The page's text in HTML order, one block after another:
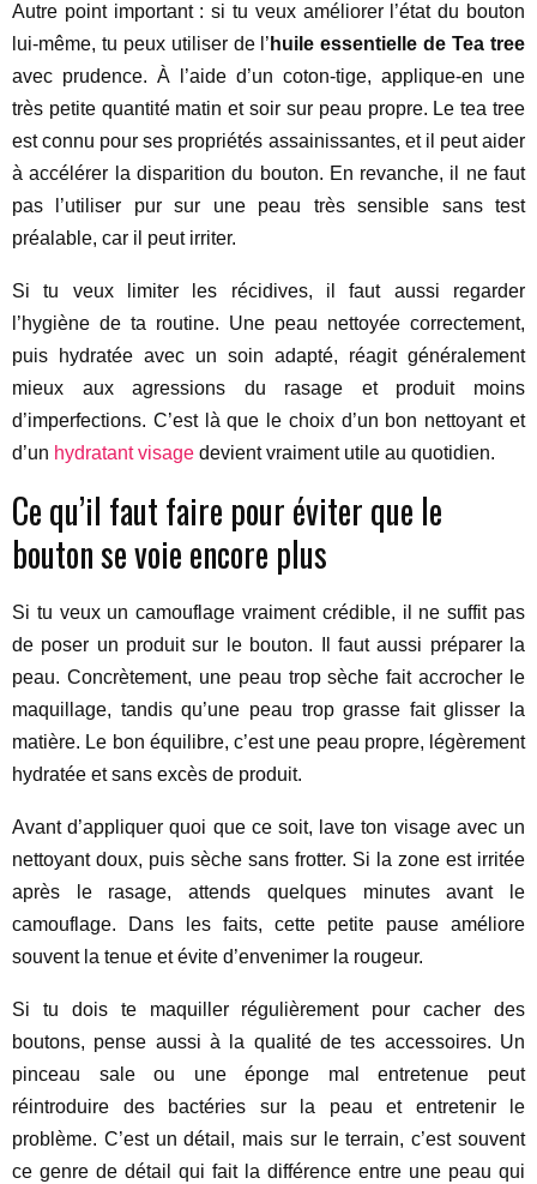
Autre point important : si tu veux améliorer l’état du bouton
lui-même, tu peux utiliser de l’ huile essentielle de Tea tree
avec prudence. À l’aide d’un coton-tige, applique-en une
très petite quantité matin et soir sur peau propre. Le tea tree
est connu pour ses propriétés assainissantes, et il peut aider
à accélérer la disparition du bouton. En revanche, il ne faut
pas l’utiliser pur sur une peau très sensible sans test
préalable, car il peut irriter.
Si tu veux limiter les récidives, il faut aussi regarder
l’hygiène de ta routine. Une peau nettoyée correctement,
puis hydratée avec un soin adapté, réagit généralement
mieux aux agressions du rasage et produit moins
d’imperfections. C’est là que le choix d’un bon nettoyant et
d’un hydratant visage devient vraiment utile au quotidien.
Ce qu’il faut faire pour éviter que le
bouton se voie encore plus
Si tu veux un camouflage vraiment crédible, il ne suffit pas
de poser un produit sur le bouton. Il faut aussi préparer la
peau. Concrètement, une peau trop sèche fait accrocher le
maquillage, tandis qu’une peau trop grasse fait glisser la
matière. Le bon équilibre, c’est une peau propre, légèrement
hydratée et sans excès de produit.
Avant d’appliquer quoi que ce soit, lave ton visage avec un
nettoyant doux, puis sèche sans frotter. Si la zone est irritée
après le rasage, attends quelques minutes avant le
camouflage. Dans les faits, cette petite pause améliore
souvent la tenue et évite d’envenimer la rougeur.
Si tu dois te maquiller régulièrement pour cacher des
boutons, pense aussi à la qualité de tes accessoires. Un
pinceau sale ou une éponge mal entretenue peut
réintroduire des bactéries sur la peau et entretenir le
problème. C’est un détail, mais sur le terrain, c’est souvent
ce genre de détail qui fait la différence entre une peau qui